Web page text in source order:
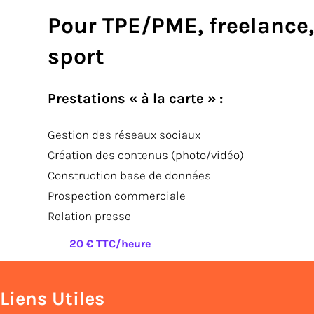
Pour TPE/PME,
sport
Prestations « à la carte » :
Gestion des réseaux sociaux
Création des contenus (photo/vidéo)
Construction base de données
Prospection commerciale
Relation presse
20 € TTC/heure
Liens Utiles